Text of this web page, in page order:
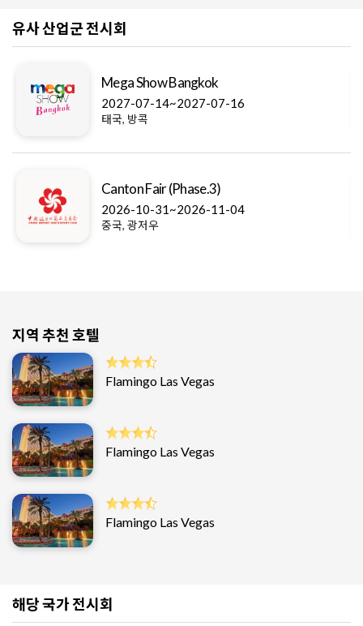
유사 산업군 전시회
Mega Show Bangkok
2027-07-14~2027-07-16
태국, 방콕
Canton Fair (Phase.3)
2026-10-31~2026-11-04
중국, 광저우
지역 추천 호텔
Flamingo Las Vegas
Flamingo Las Vegas
Flamingo Las Vegas
해당 국가 전시회